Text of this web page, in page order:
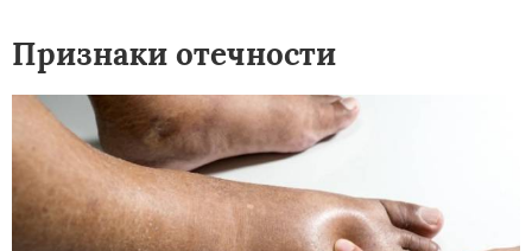
Признаки отечности